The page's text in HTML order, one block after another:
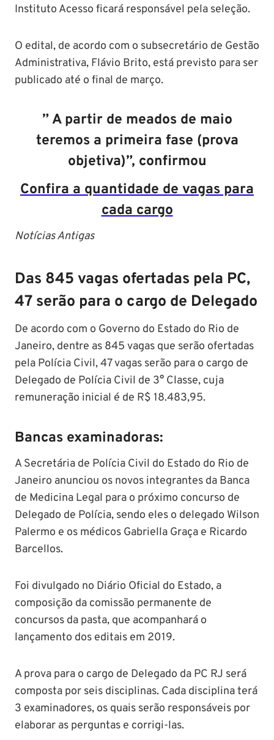
Instituto Acesso ficará responsável pela seleção.
O edital, de acordo com o subsecretário de Gestão
Administrativa, Flávio Brito, está previsto para ser
publicado até o final de março.
” A partir de meados de maio
teremos a primeira fase (prova
objetiva)”, confirmou
Confira a quantidade de vagas para
cada cargo
Notícias Antigas
Das 845 vagas ofertadas pela PC,
47 serão para o cargo de Delegado
De acordo com o Governo do Estado do Rio de
Janeiro, dentre as 845 vagas que serão ofertadas
pela Polícia Civil, 47 vagas serão para o cargo de
Delegado de Polícia Civil de 3° Classe, cuja
remuneração inicial é de R$ 18.483,95.
Bancas examinadoras:
A Secretária de Polícia Civil do Estado do Rio de
Janeiro anunciou os novos integrantes da Banca
de Medicina Legal para o próximo concurso de
Delegado de Polícia, sendo eles o delegado Wilson
Palermo e os médicos Gabriella Graça e Ricardo
Barcellos.
Foi divulgado no Diário Oficial do Estado, a
composição da comissão permanente de
concursos da pasta, que acompanhará o
lançamento dos editais em 2019.
A prova para o cargo de Delegado da PC RJ será
composta por seis disciplinas. Cada disciplina terá
3 examinadores, os quais serão responsáveis por
elaborar as perguntas e corrigi-las.